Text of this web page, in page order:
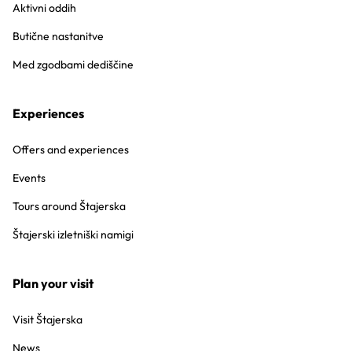
Aktivni oddih
Butične nastanitve
Med zgodbami dediščine
Experiences
Offers and experiences
Events
Tours around Štajerska
Štajerski izletniški namigi
Plan your visit
Visit Štajerska
News